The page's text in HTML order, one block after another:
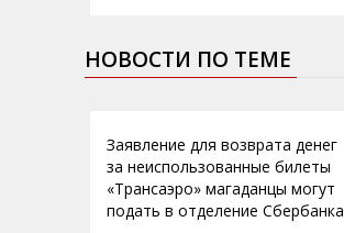
НОВОСТИ ПО ТЕМЕ
Заявление для возврата денег
за неиспользованные билеты
«Трансаэро» магаданцы могут
подать в отделение Сбербанка